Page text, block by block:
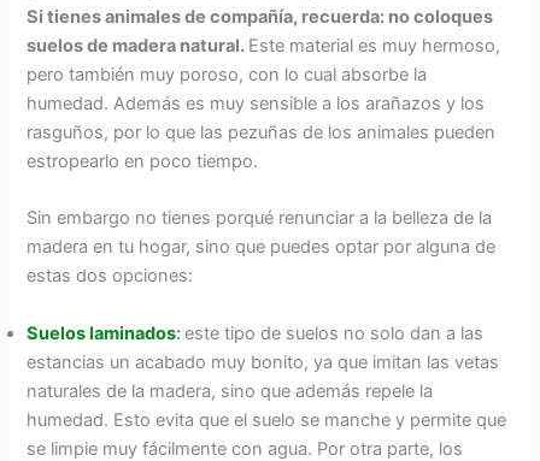
Si tienes animales de compañía, recuerda: no coloques
suelos de madera natural. Este material es muy hermoso,
pero también muy poroso, con lo cual absorbe la
humedad. Además es muy sensible a los arañazos y los
rasguños, por lo que las pezuñas de los animales pueden
estropearlo en poco tiempo.
Sin embargo no tienes porqué renunciar a la belleza de la
madera en tu hogar, sino que puedes optar por alguna de
estas dos opciones:
Suelos laminados:este tipo de suelos no solo dan a las
estancias un acabado muy bonito, ya que imitan las vetas
naturales de la madera, sino que además repele la
humedad. Esto evita que el suelo se manche y permite que
se limpie muy fácilmente con agua. Por otra parte, los